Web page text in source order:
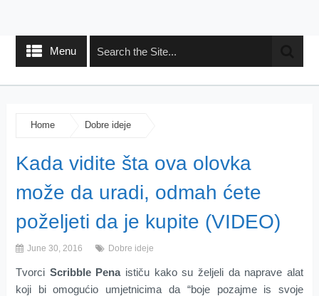
Menu
Home Dobre ideje
Kada vidite šta ova olovka
može da uradi, odmah ćete
poželjeti da je kupite (VIDEO)
June 30, 2016 Dobre ideje
Tvorci Scribble Penaističu kako su željeli da naprave alat
koji bi omogućio umjetnicima da “boje pozajme is svoje